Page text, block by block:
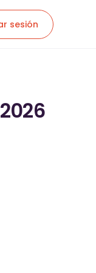
sesión